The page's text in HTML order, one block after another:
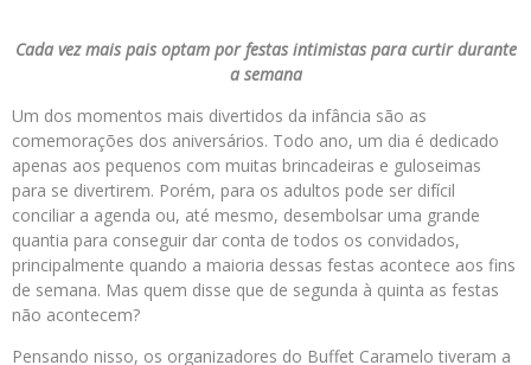
Cada vez mais pais optam por festas intimistas para curtir durante
a semana
Um dos momentos mais divertidos da infância são as
comemorações dos aniversários. Todo ano, um dia é dedicado
apenas aos pequenos com muitas brincadeiras e guloseimas
para se divertirem. Porém, para os adultos pode ser difícil
conciliar a agenda ou, até mesmo, desembolsar uma grande
quantia para conseguir dar conta de todos os convidados,
principalmente quando a maioria dessas festas acontece aos fins
de semana. Mas quem disse que de segunda à quinta as festas
não acontecem?
Pensando nisso, os organizadores do Buffet Caramelo tiveram a